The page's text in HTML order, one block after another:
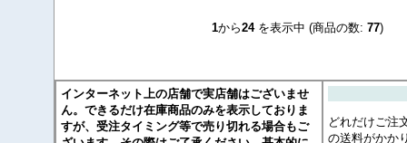
1から24を表示中 (商品の数:77)
インターネット上の店舗で実店舗はございませ
ん。できるだけ在庫商品のみを表示しておりま
すが、受注タイミング等で売り切れる場合もご
どれだけご注
の送料がかか